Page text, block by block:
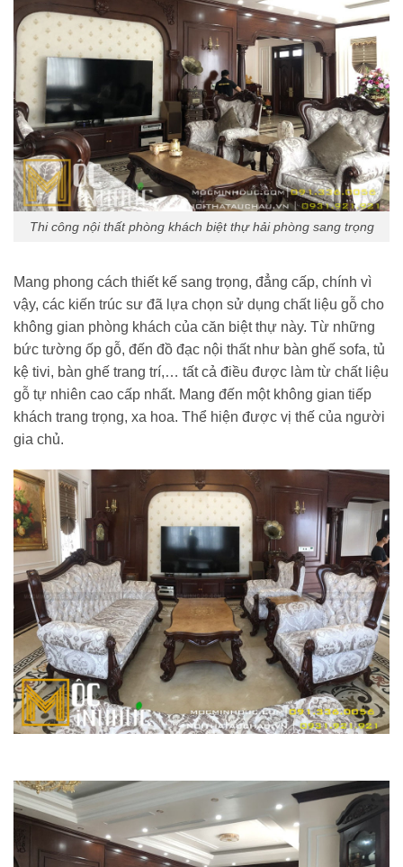
Thi công nội thất phòng khách biệt thự hải phòng sang trọng
Mang phong cách thiết kế sang trọng, đẳng cấp, chính vì
vậy, các kiến trúc sư đã lựa chọn sử dụng chất liệu gỗ cho
không gian phòng khách của căn biệt thự này. Từ những
bức tường ốp gỗ, đến đồ đạc nội thất như bàn ghế sofa, tủ
kệ tivi, bàn ghế trang trí,… tất cả điều được làm từ chất liệu
gỗ tự nhiên cao cấp nhất. Mang đến một không gian tiếp
khách trang trọng, xa hoa. Thể hiện được vị thế của người
gia chủ.